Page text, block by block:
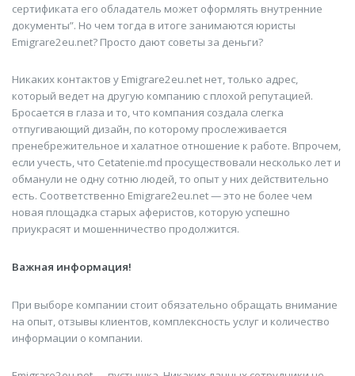
сертификата его обладатель может оформлять внутренние
документы”. Но чем тогда в итоге занимаются юристы
Emigrare2eu.net? Просто дают советы за деньги?
Никаких контактов у Emigrare2eu.net нет, только адрес,
который ведет на другую компанию с плохой репутацией.
Бросается в глаза и то, что компания создала слегка
отпугивающий дизайн, по которому прослеживается
пренебрежительное и халатное отношение к работе. Впрочем,
если учесть, что Cetatenie.md просуществовали несколько лет и
обманули не одну сотню людей, то опыт у них действительно
есть. Соответственно Emigrare2eu.net — это не более чем
новая площадка старых аферистов, которую успешно
приукрасят и мошенничество продолжится.
Важная информация!
При выборе компании стоит обязательно обращать внимание
на опыт, отзывы клиентов, комплексность услуг и количество
информации о компании.